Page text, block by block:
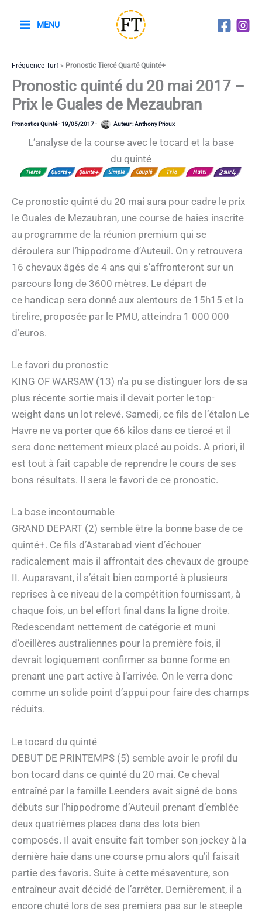
MENU
Fréquence Turf> Pronostic Tiercé Quarté Quinté+
Pronostic quinté du 20 mai 2017 –
Prix le Guales de Mezaubran
Pronostics Quinté-19/05/2017- Auteur :Anthony Prioux
L’analyse de la course avec le tocard et la base
du quinté
Ce pronostic quinté du 20 mai aura pour cadre le prix
le Guales de Mezaubran, une course de haies inscrite
au programme de la réunion premium qui se
déroulera sur l’hippodrome d’Auteuil. On y retrouvera
16 chevaux âgés de 4 ans qui s’affronteront sur un
parcours long de 3600 mètres. Le départ de
ce handicap sera donné aux alentours de 15h15 et la
tirelire, proposée par le PMU, atteindra 1 000 000
d’euros.
Le favori du pronostic
KING OF WARSAW (13) n’a pu se distinguer lors de sa
plus récente sortie mais il devait porter le top-
weight dans un lot relevé. Samedi, ce fils de l’étalon Le
Havre ne va porter que 66 kilos dans ce tiercé et il
sera donc nettement mieux placé au poids. A priori, il
est tout à fait capable de reprendre le cours de ses
bons résultats. Il sera le favori de ce pronostic.
La base incontournable
GRAND DEPART (2) semble être la bonne base de ce
quinté+. Ce fils d’Astarabad vient d’échouer
radicalement mais il affrontait des chevaux de groupe
II. Auparavant, il s’était bien comporté à plusieurs
reprises à ce niveau de la compétition fournissant, à
chaque fois, un bel effort final dans la ligne droite.
Redescendant nettement de catégorie et muni
d’oeillères australiennes pour la première fois, il
devrait logiquement confirmer sa bonne forme en
prenant une part active à l’arrivée. On le verra donc
comme un solide point d’appui pour faire des champs
réduits.
Le tocard du quinté
DEBUT DE PRINTEMPS (5) semble avoir le profil du
bon tocard dans ce quinté du 20 mai. Ce cheval
entraîné par la famille Leenders avait signé de bons
débuts sur l’hippodrome d’Auteuil prenant d’emblée
deux quatrièmes places dans des lots bien
composés. Il avait ensuite fait tomber son jockey à la
dernière haie dans une course pmu alors qu’il faisait
partie des favoris. Suite à cette mésaventure, son
entraîneur avait décidé de l’arrêter. Dernièrement, il a
encore chuté lors de ses premiers pas sur le steeple